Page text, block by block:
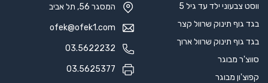
ווסט צבעוני ילד עד גיל 5
בגד גוף תינוק שרוול קצר
בגד גוף תינוק שרוול ארוך
סווצ'ר מבוגר
קפוצ'ון מבוגר
המסגר 56, תל אביב
ofek@ofek1.com
03.5622232
03.5625377